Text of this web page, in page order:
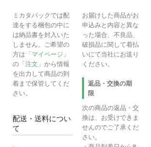
ミカタパックでは配
達をする梱包の中に
は納品書を封入いた
しません。ご希望の
方は「マイページ 」
の「注文 」から情報
を出力して商品の到
着まで保管してくだ
さい。
配送・送料につい
て
お届けした商品がお
申込みと内容と異な
った場合、不良品、
破損品に関して着払
いにて当社にお送り
ください。
返品・交換の期
限
次の商品の返品・交
換は、お受けできま
せんのでご了承くだ
さい。